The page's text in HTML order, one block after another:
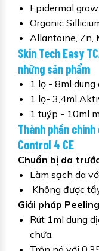
Epidermal
Organic
Allantoine, Zn,
Skin Tech Easy
những sản phẩm
1 lọ - 8ml dung
1 lọ- 3,4ml
1 tuýp - 10ml
Thành phần chính
Control 4 CE
Chuẩn bị da
Làm sạch da
Không được
Giải pháp Peeling
Rút 1ml dung
chứa.